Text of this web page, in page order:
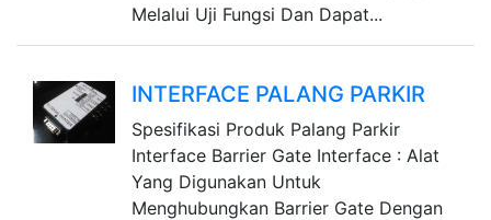
Melalui Uji Fungsi Dan Dapat...
INTERFACE PALANG PARKIR
Spesifikasi Produk Palang Parkir
Interface Barrier Gate Interface : Alat
Yang Digunakan Untuk
Menghubungkan Barrier Gate Dengan